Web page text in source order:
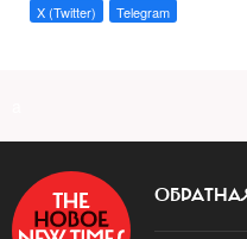
X (Twitter) Telegram